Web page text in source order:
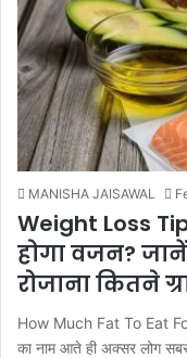
MANISHA JAISAWAL
Weight Loss
होगा वजन?
रोजाना कितने
How Much Fat To Eat
का नाम आते ही अक्सर लोग